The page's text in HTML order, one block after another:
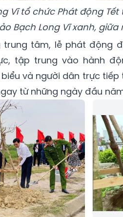
Vĩ tổ chức Phát động
Bạch Long Vĩ xanh,
trung tâm, lễ phát động
tập trung vào hành
và người dân trực
từ những ngày đầu